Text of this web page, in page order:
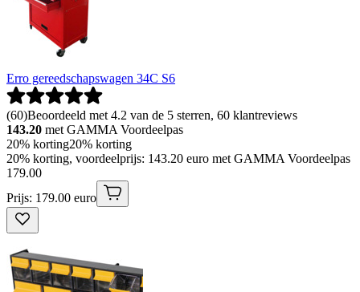
Erro gereedschapswagen 34C S6
(60)Beoordeeld met 4.2 van de 5 sterren, 60 klantreviews
143.20 met GAMMA Voordeelpas
20% korting20% korting
20% korting, voordeelprijs: 143.20 euro met GAMMA Voordeelpas
179.00
Prijs: 179.00 euro